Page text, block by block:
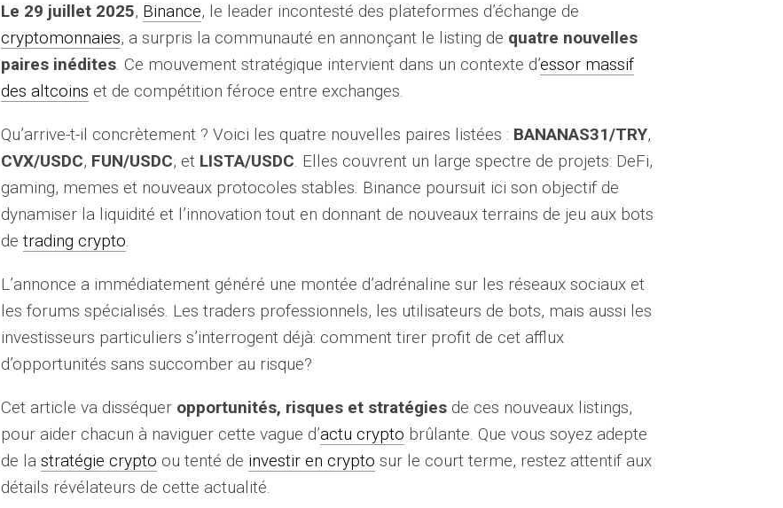
Le 29 juillet 2025, Binance, le leader incontesté des plateformes d’échange de
cryptomonnaies, a surpris la communauté en annonçant le listing de quatre nouvelles
paires inédites. Ce mouvement stratégique intervient dans un contexte d’essor massif
des altcoins et de compétition féroce entre exchanges.
Qu’arrive-t-il concrètement ? Voici les quatre nouvelles paires listées : BANANAS31/TRY,
CVX/USDC, FUN/USDC, et LISTA/USDC. Elles couvrent un large spectre de projets: DeFi,
gaming, memes et nouveaux protocoles stables. Binance poursuit ici son objectif de
dynamiser la liquidité et l’innovation tout en donnant de nouveaux terrains de jeu aux bots
de trading crypto.
L’annonce a immédiatement généré une montée d’adrénaline sur les réseaux sociaux et
les forums spécialisés. Les traders professionnels, les utilisateurs de bots, mais aussi les
investisseurs particuliers s’interrogent déjà: comment tirer profit de cet afflux
d’opportunités sans succomber au risque?
Cet article va disséquer opportunités, risques et stratégies de ces nouveaux listings,
pour aider chacun à naviguer cette vague d’actu crypto brûlante. Que vous soyez adepte
de la stratégie crypto ou tenté de investir en crypto sur le court terme, restez attentif aux
détails révélateurs de cette actualité.